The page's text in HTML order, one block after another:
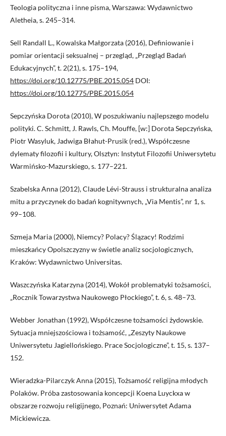
Teologia polityczna i inne pisma, Warszawa: Wydawnictwo
Aletheia, s. 245–314.
Sell Randall L., Kowalska Małgorzata (2016), Definiowanie i
pomiar orientacji seksualnej – przegląd, „Przegląd Badań
Edukacyjnych”, t. 2(21), s. 175–194,
https://doi.org/10.12775/PBE.2015.054 DOI:
https://doi.org/10.12775/PBE.2015.054
Sepczyńska Dorota (2010), W poszukiwaniu najlepszego modelu
polityki. C. Schmitt, J. Rawls, Ch. Mouffe, [w:] Dorota Sepczyńska,
Piotr Wasyluk, Jadwiga Błahut-Prusik (red.), Współczesne
dylematy filozofii i kultury, Olsztyn: Instytut Filozofii Uniwersytetu
Warmińsko-Mazurskiego, s. 177–221.
Szabelska Anna (2012), Claude Lévi-Strauss i strukturalna analiza
mitu a przyczynek do badań kognitywnych, „Via Mentis”, nr 1, s.
99–108.
Szmeja Maria (2000), Niemcy? Polacy? Ślązacy! Rodzimi
mieszkańcy Opolszczyzny w świetle analiz socjologicznych,
Kraków: Wydawnictwo Universitas.
Waszczyńska Katarzyna (2014), Wokół problematyki tożsamości,
„Rocznik Towarzystwa Naukowego Płockiego”, t. 6, s. 48–73.
Webber Jonathan (1992), Współczesne tożsamości żydowskie.
Sytuacja mniejszościowa i tożsamość, „Zeszyty Naukowe
Uniwersytetu Jagiellońskiego. Prace Socjologiczne”, t. 15, s. 137–
152.
Wieradzka-Pilarczyk Anna (2015), Tożsamość religijna młodych
Polaków. Próba zastosowania koncepcji Koena Luyckxa w
obszarze rozwoju religijnego, Poznań: Uniwersytet Adama
Mickiewicza.